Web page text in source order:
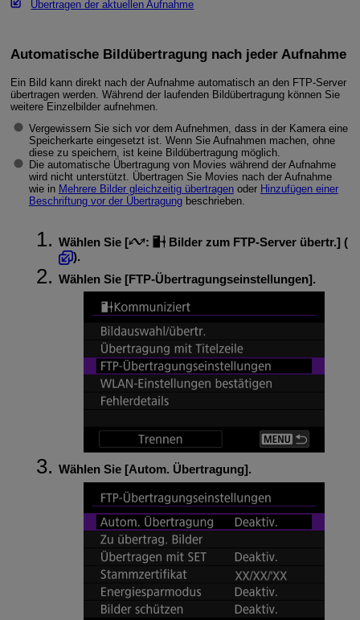
Übertragen der aktuellen Aufnahme
Automatische Bildübertragung nach jeder Aufnahme
Ein Bild kann direkt nach der Aufnahme automatisch an den FTP-Server
übertragen werden. Während der laufenden Bildübertragung können Sie
weitere Einzelbilder aufnehmen.
Vergewissern Sie sich vor dem Aufnehmen, dass in der Kamera eine
Speicherkarte eingesetzt ist. Wenn Sie Aufnahmen machen, ohne
diese zu speichern, ist keine Bildübertragung möglich.
Die automatische Übertragung von Movies während der Aufnahme
wird nicht unterstützt. Übertragen Sie Movies nach der Aufnahme
wie in Mehrere Bilder gleichzeitig übertragenoder Hinzufügen einer
Beschriftung vor der Übertragungbeschrieben.
Wählen Sie [ : Bilder zum FTP-Server übertr.] (
).
Wählen Sie [FTP-Übertragungseinstellungen].
Wählen Sie [Autom. Übertragung].